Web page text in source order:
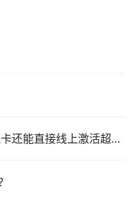
部手机就能办好（异地本地首次、补换）